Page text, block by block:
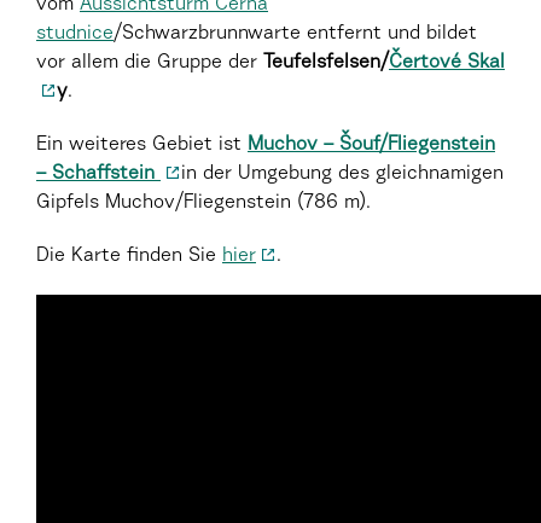
vom Aussichtsturm Černá
studnice/Schwarzbrunnwarte entfernt und bildet
vor allem die Gruppe der
Teufelsfelsen/Čertové Skal
y.
Ein weiteres Gebiet ist Muchov – Šouf/Fliegenstein
– Schaffstein
in der Umgebung des gleichnamigen
Gipfels Muchov/Fliegenstein (786 m).
Die Karte finden Sie hier .